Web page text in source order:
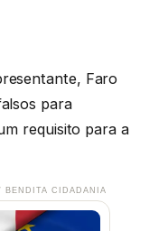
Faro
para
requisito para a
BENDITA CIDADANIA